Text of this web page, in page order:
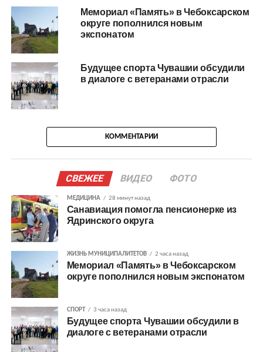
Мемориал «Память» в Чебоксарском
округе пополнился новым
экспонатом
Будущее спорта Чувашии обсудили
в диалоге с ветеранами отрасли
КОММЕНТАРИИ
СВЕЖЕЕ ВИДЕО ФОТО
МЕДИЦИНА 28 минут назад
Санавиация помогла пенсионерке из
Ядринского округа
ЖИЗНЬ МУНИЦИПАЛИТЕТОВ 2 часа назад
Мемориал «Память» в Чебоксарском
округе пополнился новым экспонатом
СПОРТ 3 часа назад
Будущее спорта Чувашии обсудили в
диалоге с ветеранами отрасли